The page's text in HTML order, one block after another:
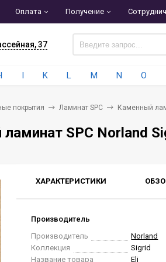
Оплата Получение
37
I K L M N O
покрытия Ламинат SPC Каменный
SPC Norland
ХАРАКТЕРИСТИКИ
Производитель
Производитель
Norland
Коллекция
Sigrid
Название товара
Eli